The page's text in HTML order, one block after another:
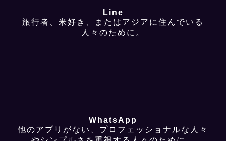
Line
旅行者、米好き、またはアジアに住んでいる
人々のために。
WhatsApp
他のアプリがない、プロフェッショナルな人々